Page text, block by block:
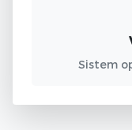
Sistem